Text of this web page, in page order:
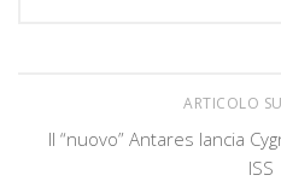
ARTICOLO
Il “nuovo” Antares lancia
ISS